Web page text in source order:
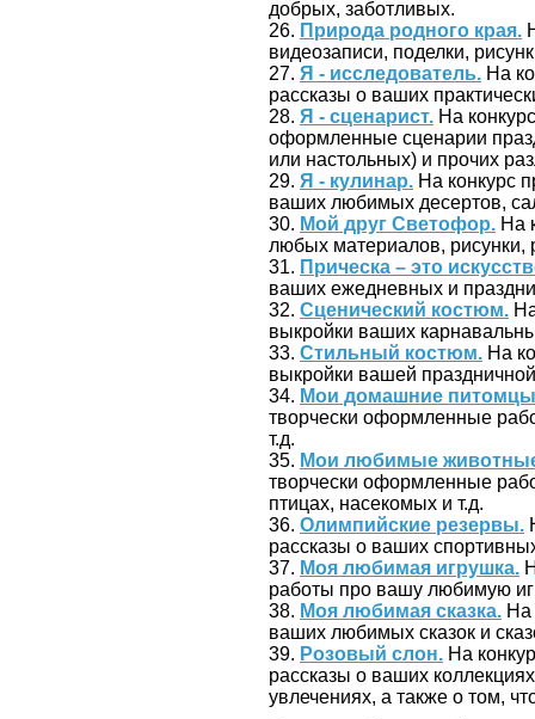
добрых, заботливых.
26. Природа родного края.
видеозаписи, поделки,
27. Я - исследователь. На
рассказы о ваших
28. Я - сценарист. На
оформленные сценарии
или настольных) и прочих
29. Я - кулинар. На конкурс
ваших любимых десертов,
30. Мой друг Светофор. На
любых материалов, рисунки,
31. Прическа – это
ваших ежедневных и
32. Сценический костюм.
выкройки ваших
33. Стильный костюм. На
выкройки вашей
34. Мои домашние
творчески оформленные
т.д.
35. Мои любимые
творчески оформленные
птицах, насекомых и т.д.
36. Олимпийские резервы.
рассказы о ваших
37. Моя любимая игрушка.
работы про вашу любимую
38. Моя любимая сказка. На
ваших любимых сказок и
39. Розовый слон. На
рассказы о ваших
увлечениях, а также о том,